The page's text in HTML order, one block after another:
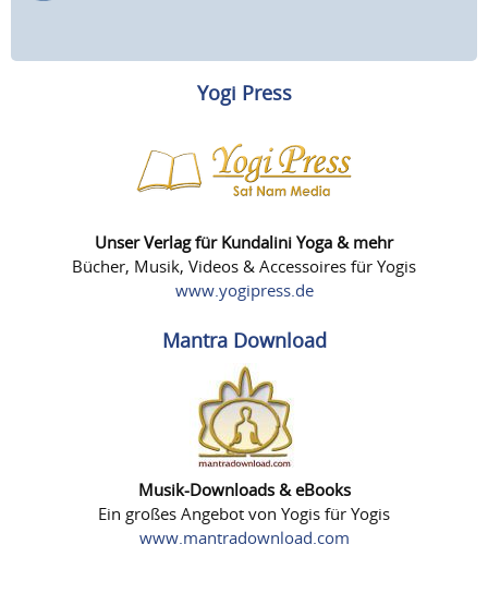
Yogi Press
Unser Verlag für Kundalini Yoga & mehr
Bücher, Musik, Videos & Accessoires für Yogis
www.yogipress.de
Mantra Download
Musik-Downloads & eBooks
Ein großes Angebot von Yogis für Yogis
www.mantradownload.com